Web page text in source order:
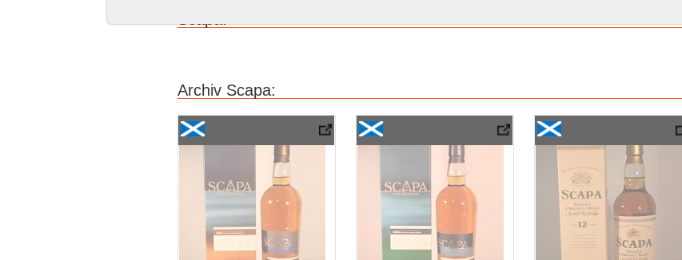
Archiv Scapa:
Scapa Glansa «The Orcadian» Batch GL03 2017Scapa Skiren «The Orcadian» Batch SK11 2017 40Scapa 12 Years Old